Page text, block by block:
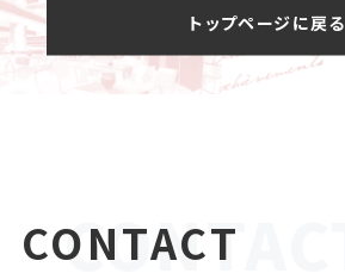
トップページに戻る
CONTACT